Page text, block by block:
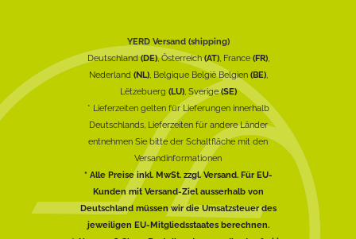
YERD Versand (shipping)
Deutschland(DE), Österreich(AT), France (FR),
Nederland (NL), Belgique België Belgien (BE),
Lëtzebuerg (LU), Sverige(SE)
* Lieferzeiten gelten für Lieferungen innerhalb
Deutschlands, Lieferzeiten für andere Länder
entnehmen Sie bitte der Schaltfläche mit den
Versandinformationen
* Alle Preise inkl. MwSt. zzgl. Versand. Für EU-
Kunden mit Versand-Ziel ausserhalb von
Deutschland müssen wir die Umsatzsteuer des
jeweiligen EU-Mitgliedsstaates berechnen.